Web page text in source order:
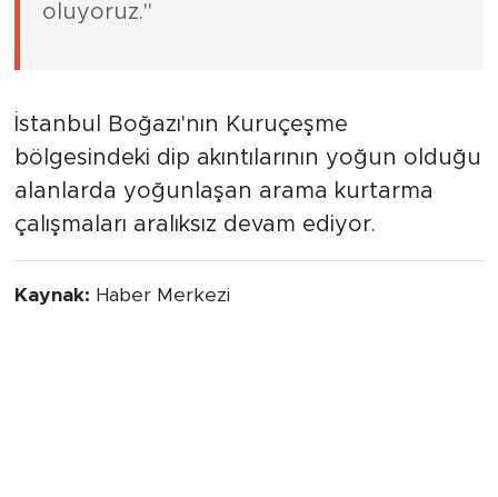
oluyoruz."
İstanbul Boğazı'nın Kuruçeşme
bölgesindeki dip akıntılarının yoğun olduğu
alanlarda yoğunlaşan arama kurtarma
çalışmaları aralıksız devam ediyor.
Kaynak: Haber Merkezi